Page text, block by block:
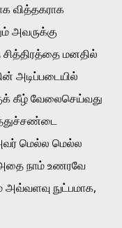
வித்தகராக
அவருக்கு
மனதில்
அடிப்படையில்
கீழ் வேலைசெய்வது
மெல்ல மெல்ல
நாம் உணரவே
அவ்வளவு நுட்பமாக,